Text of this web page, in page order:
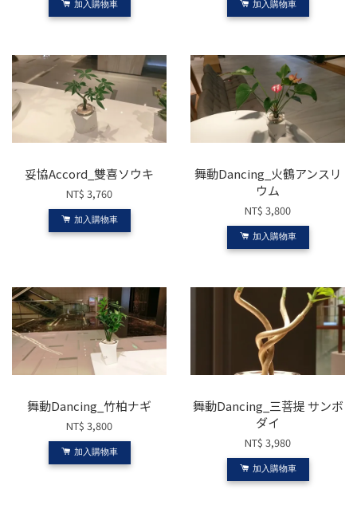
加入購物車 加入購物車
妥協Accord_雙喜ソウキ
NT$ 3,760
加入購物車
舞動Dancing_火鶴アンスリ
ウム
NT$ 3,800
加入購物車
舞動Dancing_竹柏ナギ
NT$ 3,800
加入購物車
舞動Dancing_三菩提 サンボ
ダイ
NT$ 3,980
加入購物車